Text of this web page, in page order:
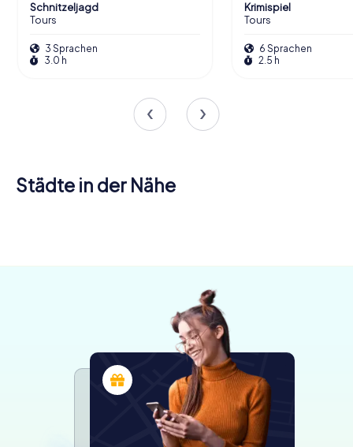
Schnitzeljagd
Tours
3 Sprachen
3.0 h
Krimispiel
Tours
6 Sprachen
2.5 h
Städte in der Nähe